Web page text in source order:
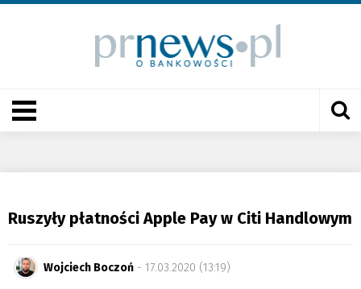
Ruszyły płatności Apple Pay w Citi Handlowym
Wojciech Boczoń - 17.03.2020 (13:19)